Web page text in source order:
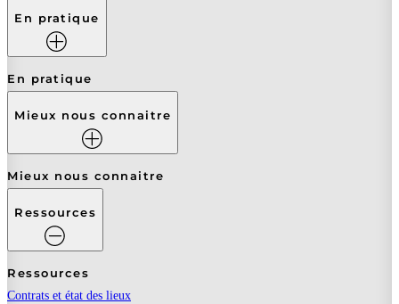
En pratique
En pratique
Mieux nous connaitre
Mieux nous connaitre
Ressources
Ressources
Contrats et état des lieux